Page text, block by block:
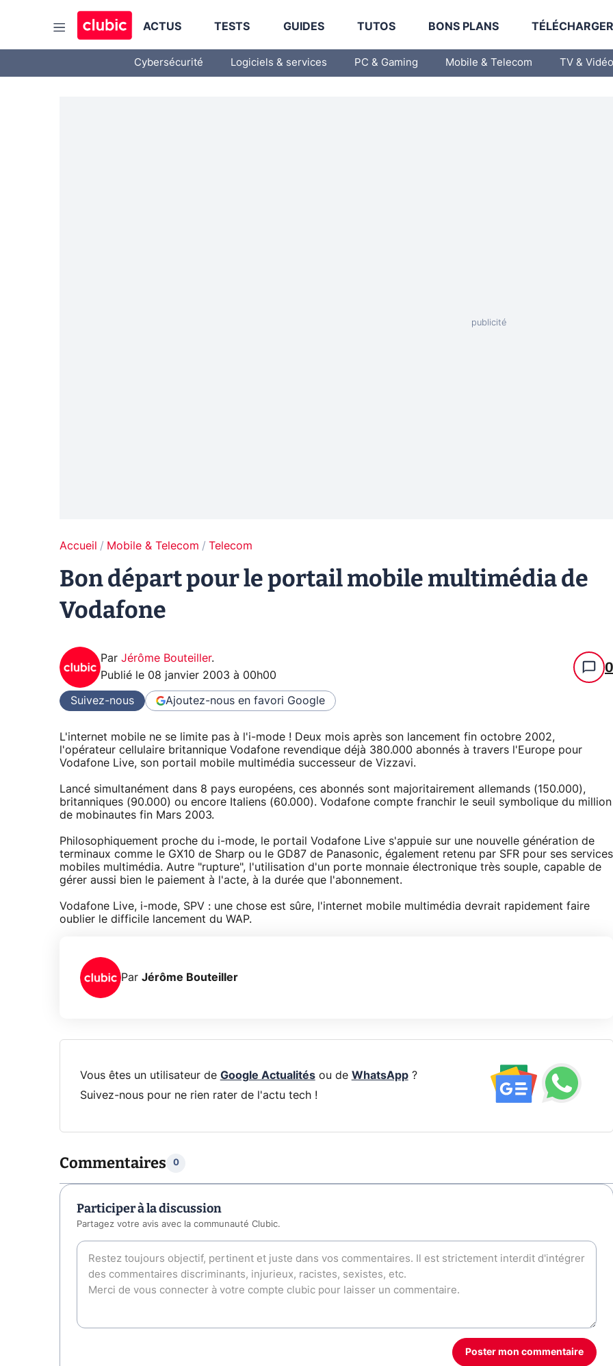
ACTUS TESTS GUIDES TUTOS BONS PLANS
Cybersécurité Logiciels & services PC & Gaming Mobile & Telecom TV & Vidéo
Accueil Mobile & Telecom Telecom
Bon départ pour le portail mobile multimédia de
Vodafone
Par Jérôme Bouteiller.
Publié le 08 janvier 2003 à 00h00 0
Suivez-nous Ajoutez-nous en favori Google
L'internet mobile ne se limite pas à l'i-mode ! Deux mois après son lancement fin octobre 2002,
l'opérateur cellulaire britannique Vodafone revendique déjà 380.000 abonnés à travers l'Europe pour
Vodafone Live, son portail mobile multimédia successeur de Vizzavi.
Lancé simultanément dans 8 pays européens, ces abonnés sont majoritairement allemands (150.000),
britanniques (90.000) ou encore Italiens (60.000). Vodafone compte franchir le seuil symbolique du million
de mobinautes fin Mars 2003.
Philosophiquement proche du i-mode, le portail Vodafone Live s'appuie sur une nouvelle génération de
terminaux comme le GX10 de Sharp ou le GD87 de Panasonic, également retenu par SFR pour ses services
mobiles multimédia. Autre "rupture", l'utilisation d'un porte monnaie électronique très souple, capable de
gérer aussi bien le paiement à l'acte, à la durée que l'abonnement.
Vodafone Live, i-mode, SPV : une chose est sûre, l'internet mobile multimédia devrait rapidement faire
oublier le difficile lancement du WAP.
Par Jérôme Bouteiller
Vous êtes un utilisateur de Google Actualitésou de WhatsApp?
Suivez-nous pour ne rien rater de l'actu tech !
Commentaires 0
Participer à la discussion
Partagez votre avis avec la communauté Clubic.
Poster mon commentaire